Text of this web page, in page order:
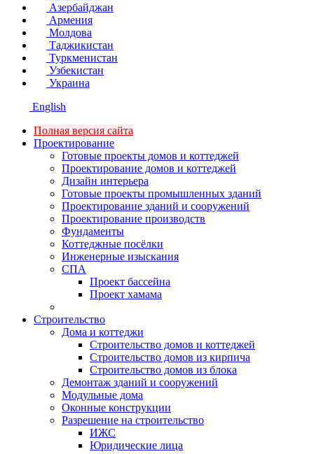
Азербайджан
Армения
Молдова
Таджикистан
Туркменистан
Узбекистан
Украина
English
Полная версия сайта
Проектирование
Готовые проекты домов и коттеджей
Проектирование домов и коттеджей
Дизайн интерьера
Готовые проекты промышленных зданий
Проектирование зданий и сооружений
Проектирование производств
Фундаменты
Коттеджные посёлки
Инженерные изыскания
СПА
Проект бассейна
Проект хамама
Строительство
Дома и коттеджи
Строительство домов и коттеджей
Строительство домов из кирпича
Строительство домов из блока
Демонтаж зданий и сооружений
Модульные дома
Оконные конструкции
Разрешение на строительство
ИЖС
Юридические лица